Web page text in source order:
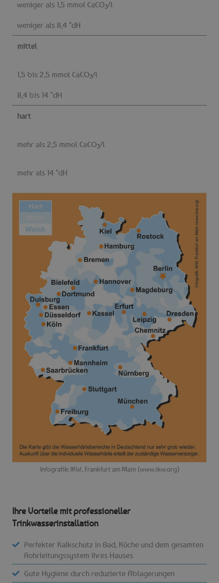
weniger als 1,5 mmol CaCO3/l
weniger als 8,4 °dH
mittel
1,5 bis 2,5 mmol CaCO3/l
8,4 bis 14 °dH
hart
mehr als 2,5 mmol CaCO3/l
mehr als 14 °dH
Infografik: IKW, Frankfurt am Main (www.ikw.org)
Ihre Vorteile mit professioneller
Trinkwasserinstallation
Perfekter Kalkschutz in Bad, Küche und dem gesamten
Rohrleitungssystem Ihres Hauses
Gute Hygiene durch reduzierte Ablagerungen